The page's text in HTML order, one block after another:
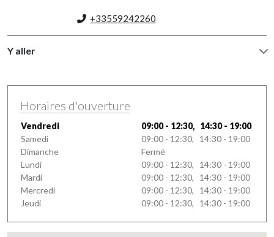
+33559242260
Y aller
Horaires d'ouverture
Vendredi
09:00 - 12:30, 14:30 - 19:00
Samedi
09:00 - 12:30, 14:30 - 19:00
Dimanche
Fermé
Lundi
09:00 - 12:30, 14:30 - 19:00
Mardi
09:00 - 12:30, 14:30 - 19:00
Mercredi
09:00 - 12:30, 14:30 - 19:00
Jeudi
09:00 - 12:30, 14:30 - 19:00